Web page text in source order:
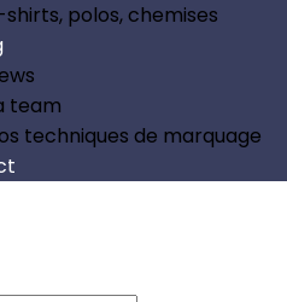
shirts, polos, chemises
team
techniques de marquage